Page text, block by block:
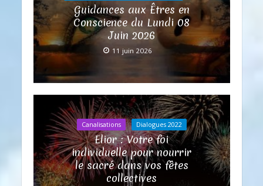
Guidances aux Êtres en
Conscience du Lundi 08
Juin 2026
11 juin 2026
Canalisations Dialogues 2022
Elior : Votre foi
individuelle pour nourrir
le sacré dans vos fêtes
collectives